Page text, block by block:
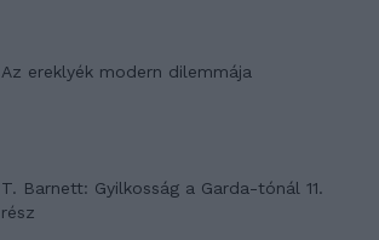
Az ereklyék modern dilemmája
T. Barnett: Gyilkosság a Garda-tónál 11.
rész